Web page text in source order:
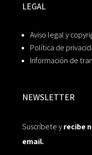
LEGAL
Aviso legal y
Política de
Información de
NEWSLETTER
Suscríbete yrecibe
email.